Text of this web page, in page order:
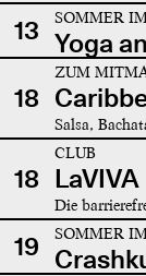
13 SOMMER
Yoga
18
ZUM
Salsa,
18
CLUB
LaVIVA
Die
19 SOMMER